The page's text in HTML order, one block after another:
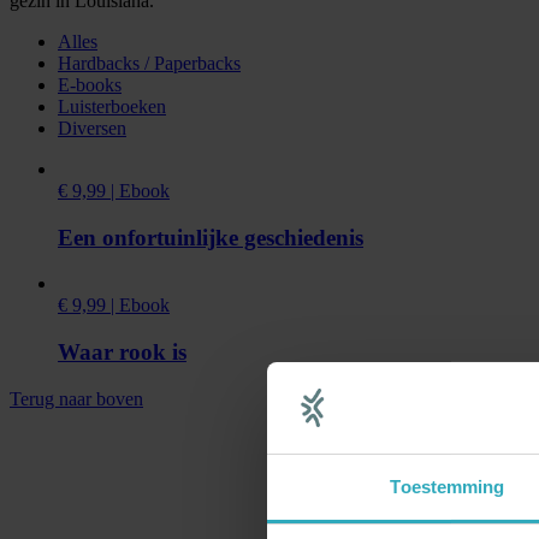
Toestemming
Alles
Hardbacks / Paperbacks
E-books
Luisterboeken
Diversen
€ 9,99 | Ebook
Een onfortuinlijke geschiedenis
€ 9,99 | Ebook
Waar rook is
Terug naar boven